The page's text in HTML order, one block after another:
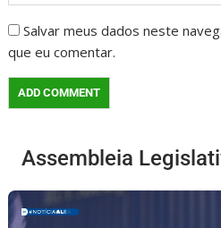
Salvar meus dados neste
que eu comentar.
Assembleia